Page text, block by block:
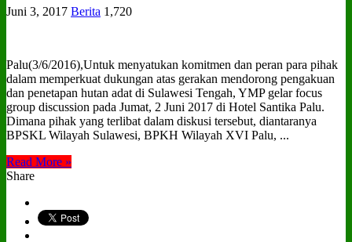
Juni 3, 2017 Berita 1,720
Palu(3/6/2016),Untuk menyatukan komitmen dan peran para pihak
dalam memperkuat dukungan atas gerakan mendorong pengakuan
dan penetapan hutan adat di Sulawesi Tengah, YMP gelar focus
group discussion pada Jumat, 2 Juni 2017 di Hotel Santika Palu.
Dimana pihak yang terlibat dalam diskusi tersebut, diantaranya
BPSKL Wilayah Sulawesi, BPKH Wilayah XVI Palu, ...
Read More »
Share